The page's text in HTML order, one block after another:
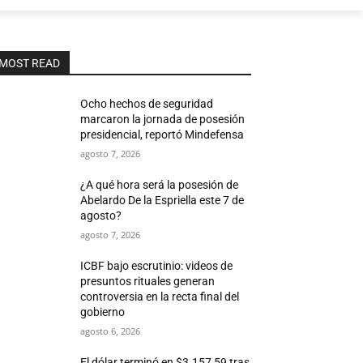
MOST READ
Ocho hechos de seguridad
marcaron la jornada de posesión
presidencial, reportó Mindefensa
agosto 7, 2026
¿A qué hora será la posesión de
Abelardo De la Espriella este 7 de
agosto?
agosto 7, 2026
ICBF bajo escrutinio: videos de
presuntos rituales generan
controversia en la recta final del
gobierno
agosto 6, 2026